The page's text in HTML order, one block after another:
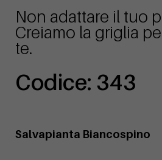
Non adattare il tuo
Creiamo la griglia
te.
Codice: 343
Salvapianta Biancospino